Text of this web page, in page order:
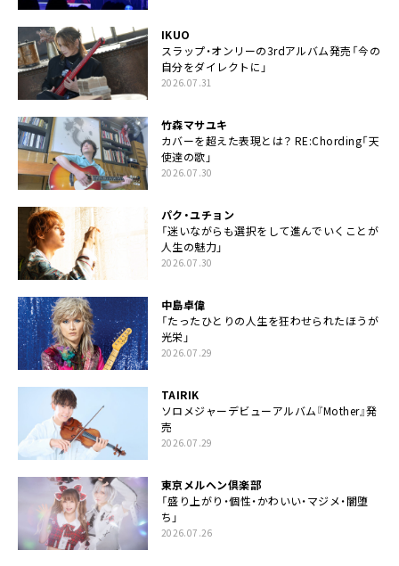
IKUO
スラップ・オンリーの3rdアルバム発売「今の
自分をダイレクトに」
2026.07.31
竹森マサユキ
カバーを超えた表現とは？ RE:Chording「天
使達の歌」
2026.07.30
パク・ユチョン
「迷いながらも選択をして進んでいくことが
人生の魅力」
2026.07.30
中島卓偉
「たったひとりの人生を狂わせられたほうが
光栄」
2026.07.29
TAIRIK
ソロメジャーデビューアルバム『Mother』発
売
2026.07.29
東京メルヘン倶楽部
「盛り上がり・個性・かわいい・マジメ・闇堕
ち」
2026.07.26